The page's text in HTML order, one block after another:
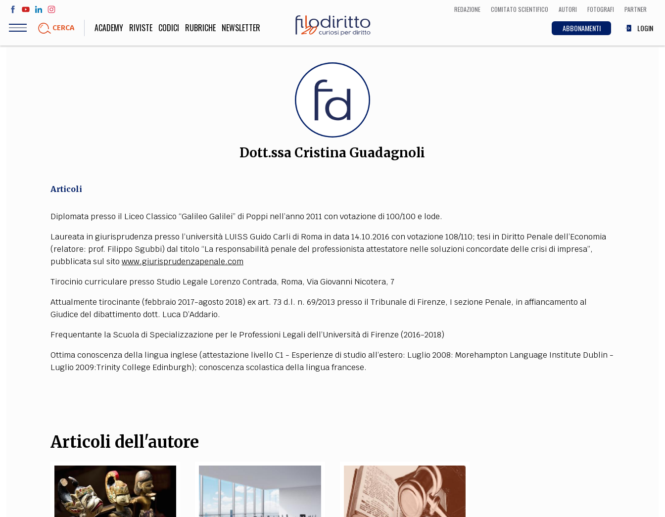
Salta
contenuto
REDAZIONE COMITATO SCIENTIFICO AUTORI FOTOGRAFI PARTNER
CERCA ABBONAMENTI LOGIN
ACADEMY RIVISTE CODICI RUBRICHE NEWSLETTER
DIRITTO
STORIA E FILOSOFIA INNOVAZIONE
FILODIRITTO REDAZIONE COMITATO SCIENTIFICO AUTORI CURATORI FOTOGRAFI PARTNER COLLABORA CON NOI
CODICI RUBRICHE LIBRI PROCEEDINGS PUBBLICITÀ
Dott.ssa Cristina Guadagnoli
Articoli
Diplomata presso il Liceo Classico “Galileo Galilei” di Poppi nell’anno 2011 con votazione di 100/100 e lode.
Laureata in giurisprudenza presso l’università LUISS Guido Carli di Roma in data 14.10.2016 con votazione 108/110; tesi in Diritto Penale dell’Economia
(relatore: prof. Filippo Sgubbi) dal titolo “La responsabilità penale del professionista attestatore nelle soluzioni concordate delle crisi di impresa”,
pubblicata sul sito www.giurisprudenzapenale.com
Tirocinio curriculare presso Studio Legale Lorenzo Contrada, Roma, Via Giovanni Nicotera, 7
Attualmente tirocinante (febbraio 2017-agosto 2018) ex art. 73 d.l. n. 69/2013 presso il Tribunale di Firenze, I sezione Penale, in affiancamento al
Giudice del dibattimento dott. Luca D’Addario.
Frequentante la Scuola di Specializzazione per le Professioni Legali dell’Università di Firenze (2016-2018)
Ottima conoscenza della lingua inglese (attestazione livello C1 - Esperienze di studio all’estero: Luglio 2008: Morehampton Language Institute Dublin -
Luglio 2009:Trinity College Edinburgh); conoscenza scolastica della lingua francese.
Articoli dell'autore